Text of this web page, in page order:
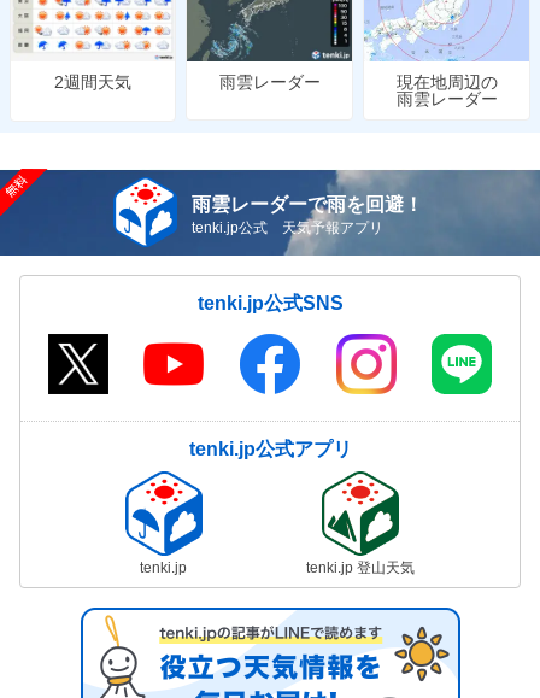
2週間天気 雨雲レーダー
現在地周辺の
雨雲レーダー
雨雲レーダーで雨を回避！
tenki.jp公式 天気予報アプリ
tenki.jp公式SNS
tenki.jp公式アプリ
tenki.jp tenki.jp 登山天気